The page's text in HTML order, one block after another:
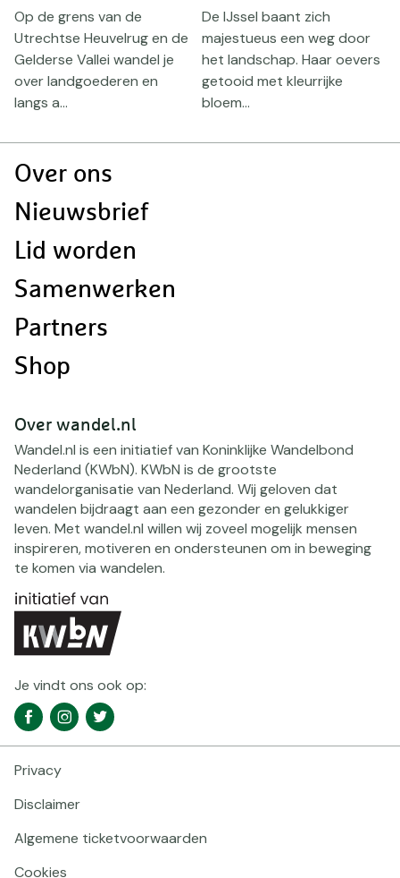
Op de grens van de
Utrechtse Heuvelrug en de
Gelderse Vallei wandel je
over landgoederen en
langs a...
De IJssel baant zich
majestueus een weg door
het landschap. Haar oevers
getooid met kleurrijke
bloem...
Doormat
Over ons
Nieuwsbrief
Lid worden
Samenwerken
Partners
Shop
Over wandel.nl
Wandel.nl is een initiatief van Koninklijke Wandelbond
Nederland (KWbN). KWbN is de grootste
wandelorganisatie van Nederland. Wij geloven dat
wandelen bijdraagt aan een gezonder en gelukkiger
leven. Met wandel.nl willen wij zoveel mogelijk mensen
inspireren, motiveren en ondersteunen om in beweging
te komen via wandelen.
Je vindt ons ook op:
Social
media
navigatie
FacebookInstagramTwitter
Footer
Privacy
Disclaimer
Algemene ticketvoorwaarden
Cookies